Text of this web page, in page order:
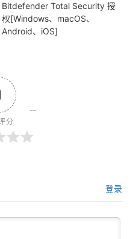
Bitdefender Total Security 授
权[Windows、macOS、
Android、iOS]
分
登录